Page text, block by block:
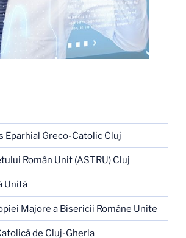
Eparhial Greco-Catolic Cluj
Român Unit (ASTRU) Cluj
Unită
Majore a Bisericii Române Unite
de Cluj-Gherla